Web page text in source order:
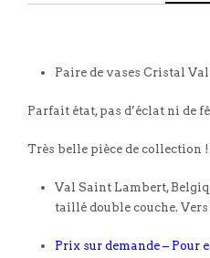
Paire de vases Cristal
Parfait état, pas d’éclat ni de
Très belle pièce de collection !
Val Saint Lambert,
taillé double couche. Vers
Prix sur demande – Pour